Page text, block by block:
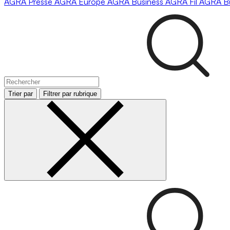
Trier par Filtrer par rubrique